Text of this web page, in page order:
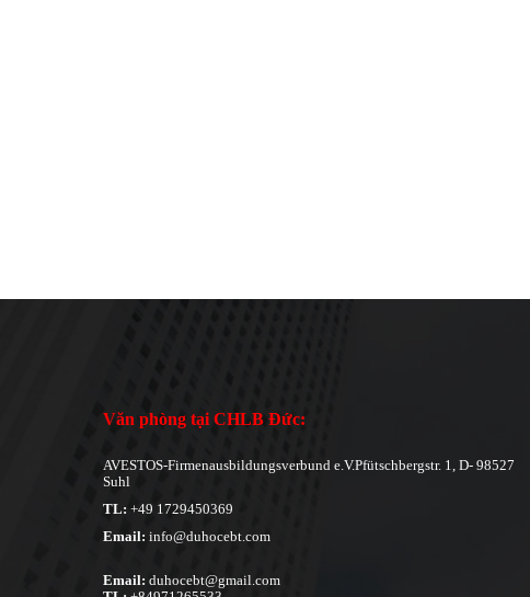
Văn phòng tại CHLB Đức:
AVESTOS-Firmenausbildungsverbund e.V.Pfütschbergstr. 1, D- 98527
Suhl
TL: +49 1729450369
Email:info@duhocebt.com
Email:duhocebt@gmail.com